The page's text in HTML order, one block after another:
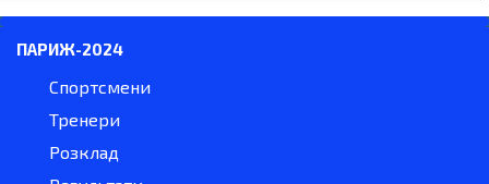
ПАРИЖ-2024
Спортсмени
Тренери
Розклад